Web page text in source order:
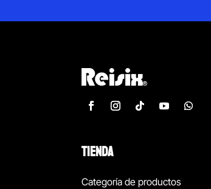
TIENDA
Categoría de productos